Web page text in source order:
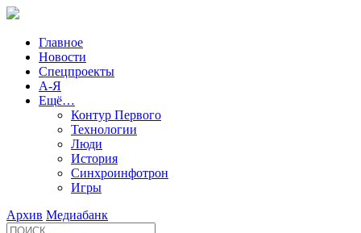
Главное
Новости
Спецпроекты
А-Я
Ещё…
Контур Первого
Технологии
Люди
История
Синхроинфотрон
Игры
Архив Медиабанк